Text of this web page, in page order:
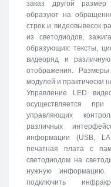
заказ другой
образуют на
строк и видеовывесок
из светодиодов,
образующих: тексты,
видеоряд и
отображения.
модулей и практически
Управление LED
осуществляется
управляющих
различных
информации (USB,
печатная плата с
светодиодом на
нужную информацию.
подключить